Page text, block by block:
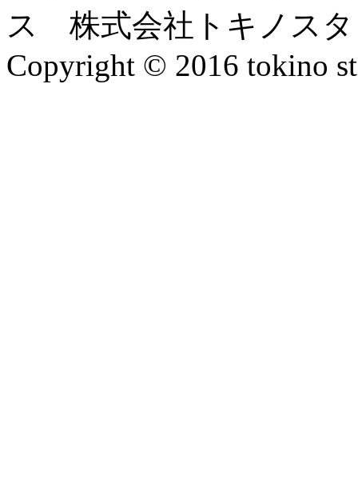
ス 株式会社トキノス
Copyright © 2016 tokino